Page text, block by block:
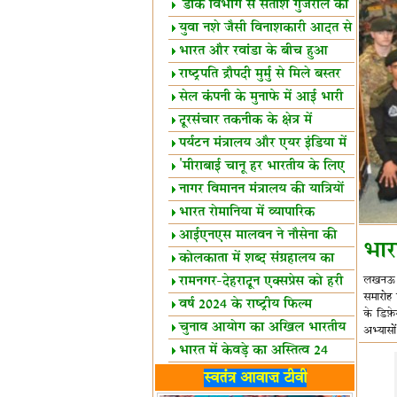
शैक्षिक सत्र शुरू
'डाक विभाग से सतीश गुजराल का
रिश्ता गहरा'
युवा नशे जैसी विनाशकारी आदत से
दूर रहें-मोदी
भारत और रवांडा के बीच हुआ
व्यापार विस्तार
राष्ट्रपति द्रौपदी मुर्मु से मिले बस्तर
के प्रतिनिधि
सेल कंपनी के मुनाफे में आई भारी
उछाल!
दूरसंचार तकनीक के क्षेत्र में
उत्कृष्टता पुरस्कार
पर्यटन मंत्रालय और एयर इंडिया में
समझौता
'मीराबाई चानू हर भारतीय के लिए
प्रेरणा'
नागर विमानन मंत्रालय की यात्रियों
को सलाह
भारत रोमानिया में व्यापारिक
साझेदारियां
आईएनएस मालवन ने नौसेना की
ताकत बढ़ाई
कोलकाता में शब्द संग्रहालय का
उद्घाटन
रामनगर-देहरादून एक्सप्रेस को हरी
झंडीवर्ष 2024 के राष्ट्रीय फिल्म
पुरस्कारों की घोषणा
चुनाव आयोग का अखिल भारतीय
मीडिया सम्मेलन
भारत में केवड़े का अस्तित्‍व 24
लाख वर्ष!
लखनऊ में 'एक राष्ट्र एक चुनाव'
स्वतंत्र आवाज़ टीवी
लखनऊ।
के